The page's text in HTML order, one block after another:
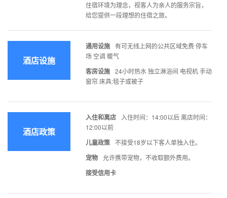
住宿环境为理念，视客人为亲人的服务宗旨，
给您提供一段理想的住宿之旅。
酒店设施
通用设施 有可无线上网的公共区域免费 停车
场 空调 暖气
客房设施 24小时热水 独立淋浴间 电视机 手动
窗帘 床具:毯子或被子
酒店政策
入住和离店
入住时间：14:00以后 离店时间：
12:00以前
儿童政策 不接受18岁以下客人单独入住。
宠物 允许携带宠物，不收取额外费用。
接受信用卡